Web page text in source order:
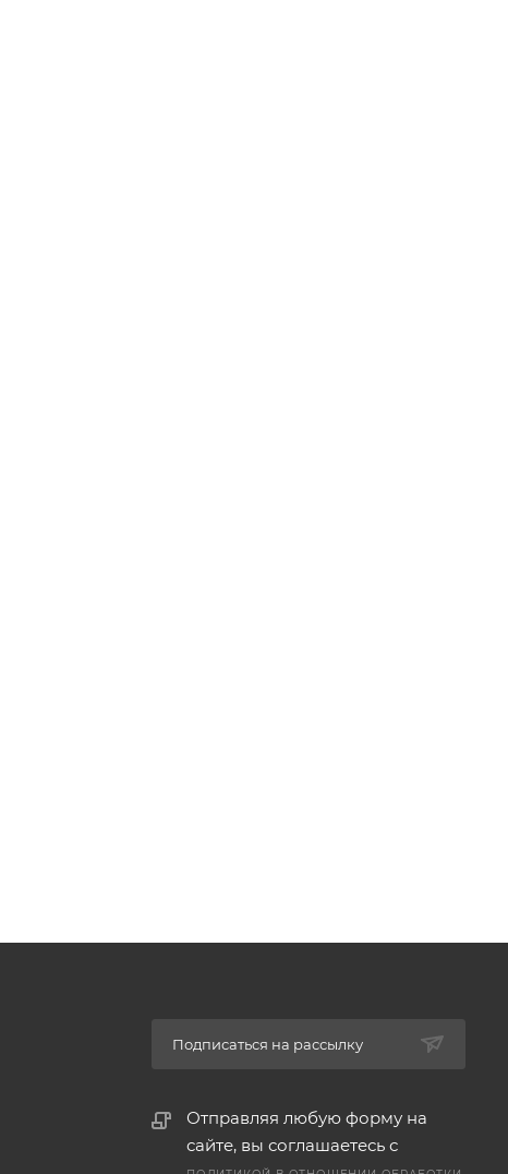
Подписаться на рассылку
Отправляя любую форму на
сайте, вы соглашаетесь с